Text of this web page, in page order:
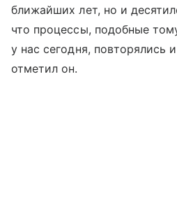
ближайших лет, но и
что процессы, подобные
у нас сегодня, повторялись
отметил он.